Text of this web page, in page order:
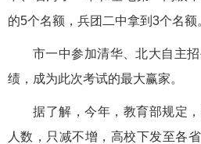
的5个名额，兵团二中拿到3个名额
市一中参加清华、北大自主
绩，成为此次考试的最大赢家。
据了解，今年，教育部规定
人数，只减不增，高校下发至各